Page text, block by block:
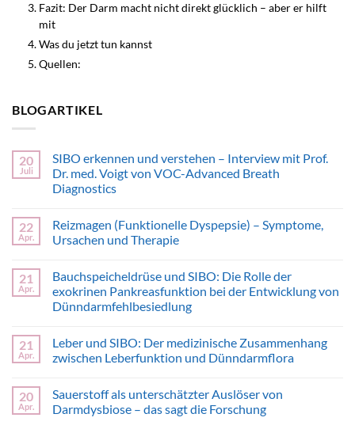
Fazit: Der Darm macht nicht direkt glücklich – aber er hilft
mit
Was du jetzt tun kannst
Quellen:
BLOGARTIKEL
20
Juli
SIBO erkennen und verstehen – Interview mit Prof.
Dr. med. Voigt von VOC-Advanced Breath
Diagnostics
zu
SIBO
erkennen
–
Interview
mit
Prof.
Voigt
von
VOC-
Diagnostics
22
Apr.
Reizmagen (Funktionelle Dyspepsie) – Symptome,
Ursachen und Therapie
zu
Reizmagen
(Funktionelle
Dyspepsie)
Ursachen
und
Therapie
21
Apr.
Bauchspeicheldrüse und SIBO: Die Rolle der
exokrinen Pankreasfunktion bei der Entwicklung von
Dünndarmfehlbesiedlung
zu
Bauchspeicheldrüse
und
Rolle
der
exokrinen
21
Apr.
Leber und SIBO: Der medizinische Zusammenhang
zwischen Leberfunktion und Dünndarmflora
zu
Leber
und
20
Apr.
Sauerstoff als unterschätzter Auslöser von
Darmdysbiose – das sagt die Forschung